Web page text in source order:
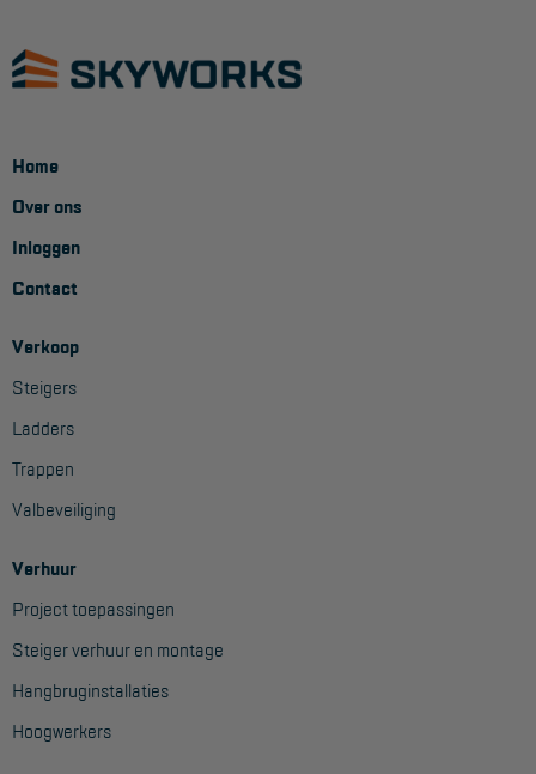
Wet- en regelgeving
Garantie
Home
Over ons
Inloggen
Contact
Verkoop
Steigers
Ladders
Trappen
Valbeveiliging
Verhuur
Project toepassingen
Steiger verhuur en montage
Hangbruginstallaties
Hoogwerkers